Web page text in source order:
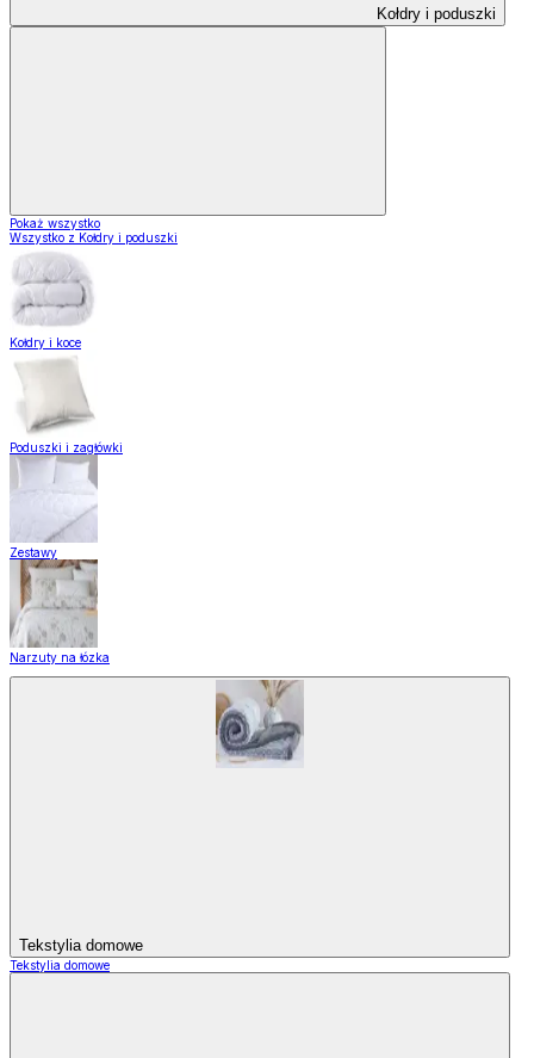
Kołdry i poduszki
Pokaż wszystko
Wszystko z Kołdry i poduszki
Kołdry i koce
Poduszki i zagłówki
Zestawy
Narzuty na łózka
Tekstylia domowe
Tekstylia domowe